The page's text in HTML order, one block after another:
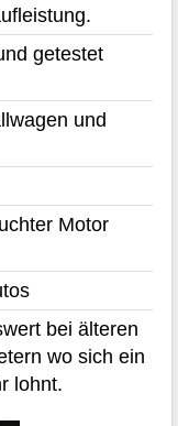
getestet
und
Motor
bei älteren
wo sich ein
lohnt.